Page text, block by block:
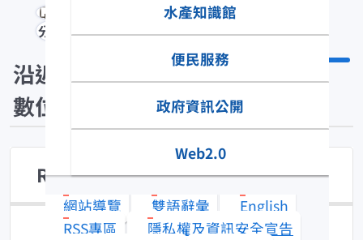
水產知識館
便民服務
政府資訊公開
Web2.0
網站導覽 雙語辭彙
English
RSS專區
隱私權及資訊安全宣告
分享
沿近海標本
數位典藏
Rhinogobius giurinus
日期：96-02-07